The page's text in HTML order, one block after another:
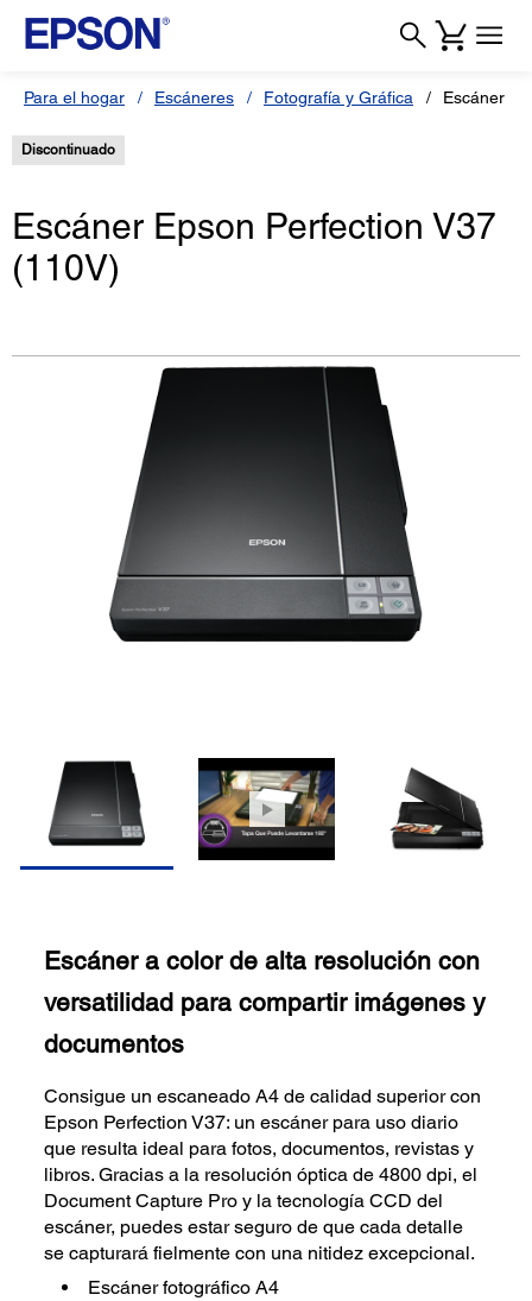
Para el hogar Escáneres Fotografía y Gráfica Escáner
Discontinuado
Escáner Epson Perfection V37
(110V)
Escáner a color de alta resolución con
versatilidad para compartir imágenes y
documentos
Consigue un escaneado A4 de calidad superior con
Epson Perfection V37: un escáner para uso diario
que resulta ideal para fotos, documentos, revistas y
libros. Gracias a la resolución óptica de 4800 dpi, el
Document Capture Pro y la tecnología CCD del
escáner, puedes estar seguro de que cada detalle
se capturará fielmente con una nitidez excepcional.
Escáner fotográfico A4